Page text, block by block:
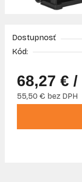
Dostupnosť
Kód:
68,27 € /
55,50 € bez DPH